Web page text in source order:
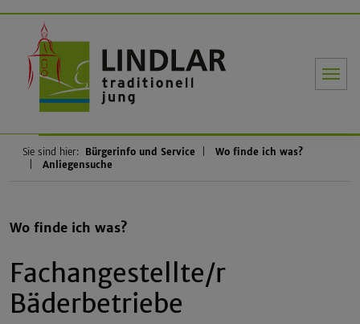
Sie sind hier: Bürgerinfo und Service
Wo finde ich was?
Anliegensuche
Wo finde ich was?
Fachangestellte/r
Bäderbetriebe